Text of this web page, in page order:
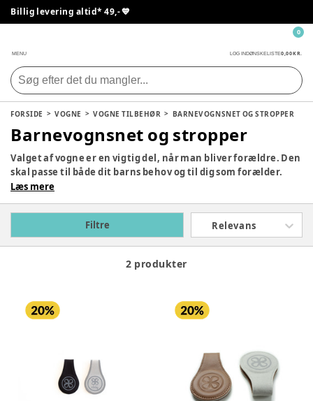
Billig levering altid* 49,- 💙
MENU LOG INDØNSKELISTE0,00 KR.
0
FORSIDE VOGNE VOGNE TILBEHØR BARNEVOGNSNET OG STROPPER
Barnevognsnet og stropper
Valget af vogne er en vigtig del, når man bliver forældre. Den
skal passe til både dit barns behov og til dig som forælder.
Derfor er det vigtigt at gøre sig overvejelser om, hvad
hvilken type vogn I er ude efter, kan du finde smart og
praktisk tilbehør, som vil være en stor hjælp i hverdagen. Se
vores store udvalg af vogne til børn herunder.
Læs mere
Filtre Relevans
2 produkter